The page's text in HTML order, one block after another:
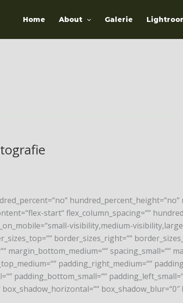
Home About Galerie
start“ flex_column_spacing=““
visibility,medium-
border_sizes_right=““
margin_bottom_medium=““ spacing_small=““
padding_right_medium=““
padding_bottom_small=““